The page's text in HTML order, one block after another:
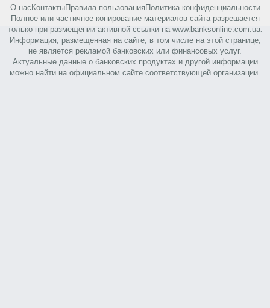
О нас КонтактыПравила пользования Политика конфиденциальности
Полное или частичное копирование материалов сайта разрешается
только при размещении активной ссылки на www.banksonline.com.ua.
Информация, размещенная на сайте, в том числе на этой странице,
не является рекламой банковских или финансовых услуг.
Актуальные данные о банковских продуктах и другой информации
можно найти на официальном сайте соответствующей организации.